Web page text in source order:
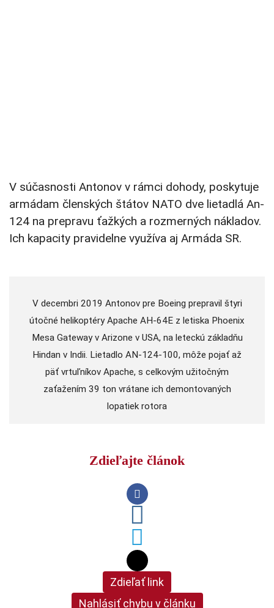
V súčasnosti Antonov v rámci dohody, poskytuje
armádam členských štátov NATO dve lietadlá An-
124 na prepravu ťažkých a rozmerných nákladov.
Ich kapacity pravidelne využíva aj Armáda SR.
V decembri 2019 Antonov pre Boeing prepravil štyri
útočné helikoptéry Apache AH-64E z letiska Phoenix
Mesa Gateway v Arizone v USA, na leteckú základňu
Hindan v Indii. Lietadlo AN-124-100, môže pojať až
päť vrtuľníkov Apache, s celkovým užitočným
zaťažením 39 ton vrátane ich demontovaných
lopatiek rotora
Zdieľajte článok
Zdieľať link
Nahlásiť chybu v článku